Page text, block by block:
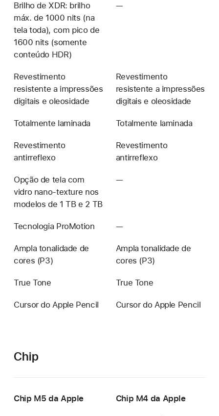
Brilho de XDR: brilho
máx. de 1000 nits (na
tela toda), com pico de
1600 nits (somente
conteúdo HDR)
—Não
Revestimento
resistente a impressões
digitais e oleosidade
Revestimento
resistente a impressões
digitais e oleosidade
Totalmente laminada Totalmente laminada
Revestimento
antirreflexo
Revestimento
antirreflexo
Opção de tela com
vidro nano-texture nos
modelos de 1 TB e 2 TB
—Não
Tecnologia ProMotion —Não
Ampla tonalidade de
cores (P3)
Ampla tonalidade de
cores (P3)
True Tone True Tone
Cursor do Apple Pencil Cursor do Apple Pencil
Chip
Chip M5 da Apple Chip M4 da Apple